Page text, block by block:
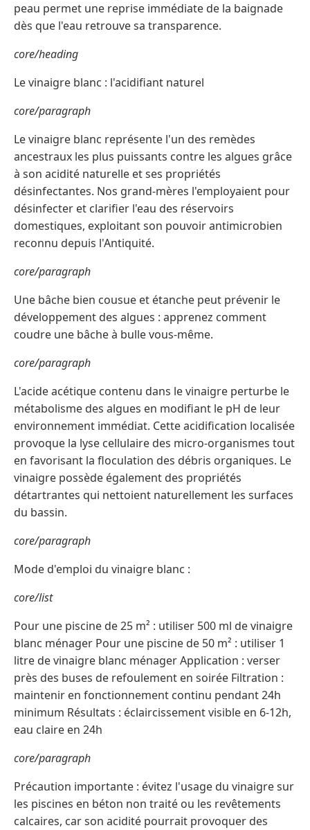
peau permet une reprise immédiate de la baignade
dès que l'eau retrouve sa transparence.
core/heading
Le vinaigre blanc : l'acidifiant naturel
core/paragraph
Le vinaigre blanc représente l'un des remèdes
ancestraux les plus puissants contre les algues grâce
à son acidité naturelle et ses propriétés
désinfectantes. Nos grand-mères l'employaient pour
désinfecter et clarifier l'eau des réservoirs
domestiques, exploitant son pouvoir antimicrobien
reconnu depuis l'Antiquité.
core/paragraph
Une bâche bien cousue et étanche peut prévenir le
développement des algues : apprenez comment
coudre une bâche à bulle vous-même.
core/paragraph
L'acide acétique contenu dans le vinaigre perturbe le
métabolisme des algues en modifiant le pH de leur
environnement immédiat. Cette acidification localisée
provoque la lyse cellulaire des micro-organismes tout
en favorisant la floculation des débris organiques. Le
vinaigre possède également des propriétés
détartrantes qui nettoient naturellement les surfaces
du bassin.
core/paragraph
Mode d'emploi du vinaigre blanc :
core/list
Pour une piscine de 25 m² : utiliser 500 ml de vinaigre
blanc ménager Pour une piscine de 50 m² : utiliser 1
litre de vinaigre blanc ménager Application : verser
près des buses de refoulement en soirée Filtration :
maintenir en fonctionnement continu pendant 24h
minimum Résultats : éclaircissement visible en 6-12h,
eau claire en 24h
core/paragraph
Précaution importante : évitez l'usage du vinaigre sur
les piscines en béton non traité ou les revêtements
calcaires, car son acidité pourrait provoquer des